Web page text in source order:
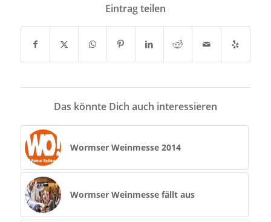
Eintrag teilen
Das könnte Dich auch interessieren
Wormser Weinmesse 2014
Wormser Weinmesse fällt aus